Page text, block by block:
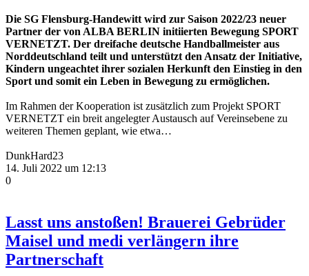
Die SG Flensburg-Handewitt wird zur Saison 2022/23 neuer
Partner der von ALBA BERLIN initiierten Bewegung SPORT
VERNETZT. Der dreifache deutsche Handballmeister aus
Norddeutschland teilt und unterstützt den Ansatz der Initiative,
Kindern ungeachtet ihrer sozialen Herkunft den Einstieg in den
Sport und somit ein Leben in Bewegung zu ermöglichen.
Im Rahmen der Kooperation ist zusätzlich zum Projekt SPORT
VERNETZT ein breit angelegter Austausch auf Vereinsebene zu
weiteren Themen geplant, wie etwa…
DunkHard23
14. Juli 2022 um 12:13
0
Lasst uns anstoßen! Brauerei Gebrüder
Maisel und medi verlängern ihre
Partnerschaft